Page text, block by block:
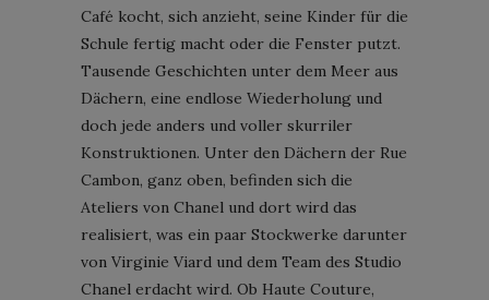
Café kocht, sich anzieht, seine Kinder für die
Schule fertig macht oder die Fenster putzt.
Tausende Geschichten unter dem Meer aus
Dächern, eine endlose Wiederholung und
doch jede anders und voller skurriler
Konstruktionen. Unter den Dächern der Rue
Cambon, ganz oben, befinden sich die
Ateliers von Chanel und dort wird das
realisiert, was ein paar Stockwerke darunter
von Virginie Viard und dem Team des Studio
Chanel erdacht wird. Ob Haute Couture,